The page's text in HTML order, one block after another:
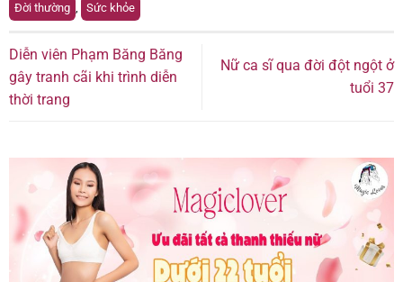
Đời thường , Sức khỏe
Diễn viên Phạm Băng Băng
gây tranh cãi khi trình diễn
thời trang
Nữ ca sĩ qua đời đột ngột ở
tuổi 37